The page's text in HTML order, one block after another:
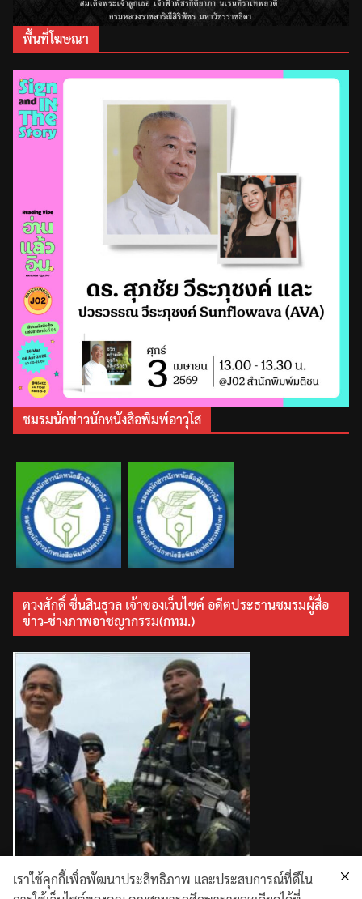
พื้นที่โฆษณา
ชมรมนักข่าวนักหนังสือพิมพ์อาวุโส
ตวงศักดิ์ ชื่นสินธุวล เจ้าของเว็บไซค์ อดีตประธานชมรมผู้สื่อ
ข่าว-ช่างภาพอาชญากรรม(กทม.)
เราใช้คุกกี้เพื่อพัฒนาประสิทธิภาพ และประสบการณ์ที่ดีใน